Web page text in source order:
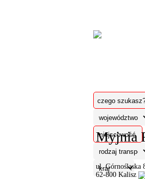
Myjnia
ul. Górnośląska
62-800 Kalisz